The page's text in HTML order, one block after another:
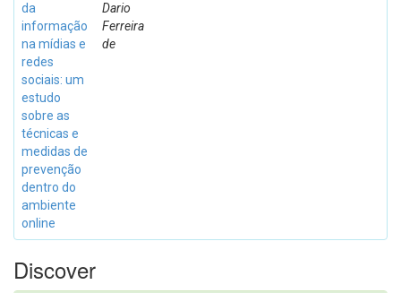
da
informação
na mídias e
redes
sociais: um
estudo
sobre as
técnicas e
medidas de
prevenção
dentro do
ambiente
online
Dario
Ferreira
de
Discover